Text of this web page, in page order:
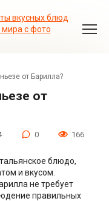
от Барилла?
0 166
блюдо,
и вкусом.
не требует
правильных